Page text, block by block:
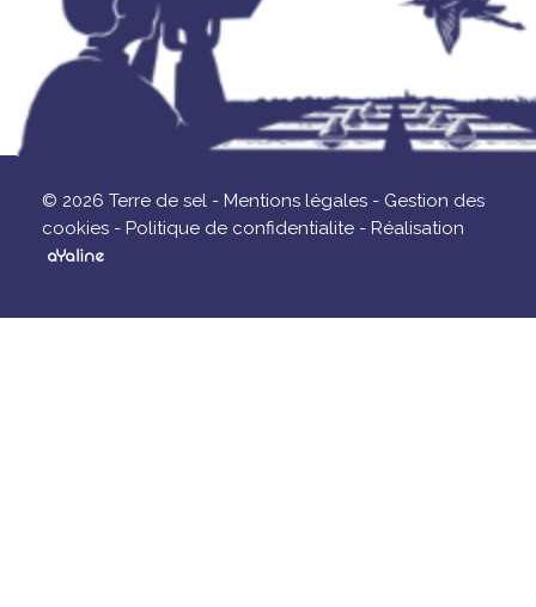
© 2026 Terre de sel - Mentions légales - Gestion des
cookies - Politique de confidentialite - Réalisation